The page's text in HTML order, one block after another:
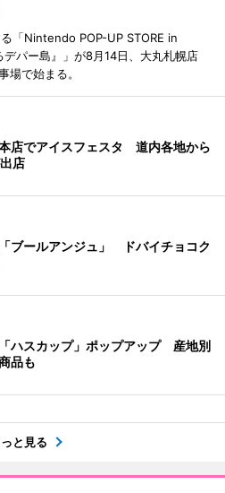
「Nintendo POP-UP STORE in
デパー島』」が8月14日、大丸札幌店
場で始まる。
店でアイスフェスタ 道内各地から
店
ブールアンジュ」 ドバイチョコク
ハスカップ」ポップアップ 産地別
品も
と見る